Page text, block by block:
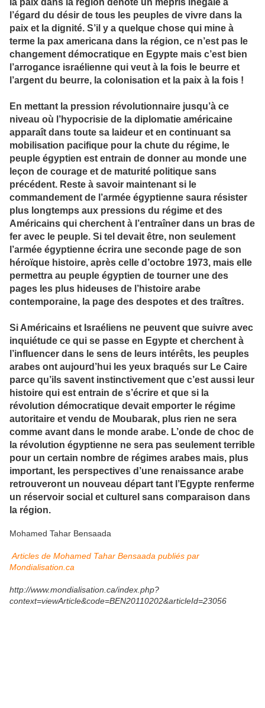
la paix dans la région dénote un mépris inégalé à
l’égard du désir de tous les peuples de vivre dans la
paix et la dignité. S’il y a quelque chose qui mine à
terme la pax americana dans la région, ce n’est pas le
changement démocratique en Egypte mais c’est bien
l’arrogance israélienne qui veut à la fois le beurre et
l’argent du beurre, la colonisation et la paix à la fois !
En mettant la pression révolutionnaire jusqu’à ce
niveau où l’hypocrisie de la diplomatie américaine
apparaît dans toute sa laideur et en continuant sa
mobilisation pacifique pour la chute du régime, le
peuple égyptien est entrain de donner au monde une
leçon de courage et de maturité politique sans
précédent. Reste à savoir maintenant si le
commandement de l’armée égyptienne saura résister
plus longtemps aux pressions du régime et des
Américains qui cherchent à l’entraîner dans un bras de
fer avec le peuple. Si tel devait être, non seulement
l’armée égyptienne écrira une seconde page de son
héroïque histoire, après celle d’octobre 1973, mais elle
permettra au peuple égyptien de tourner une des
pages les plus hideuses de l’histoire arabe
contemporaine, la page des despotes et des traîtres.
Si Américains et Israéliens ne peuvent que suivre avec
inquiétude ce qui se passe en Egypte et cherchent à
l’influencer dans le sens de leurs intérêts, les peuples
arabes ont aujourd’hui les yeux braqués sur Le Caire
parce qu’ils savent instinctivement que c’est aussi leur
histoire qui est entrain de s’écrire et que si la
révolution démocratique devait emporter le régime
autoritaire et vendu de Moubarak, plus rien ne sera
comme avant dans le monde arabe. L’onde de choc de
la révolution égyptienne ne sera pas seulement terrible
pour un certain nombre de régimes arabes mais, plus
important, les perspectives d’une renaissance arabe
retrouveront un nouveau départ tant l’Egypte renferme
un réservoir social et culturel sans comparaison dans
la région.
Mohamed Tahar Bensaada
Articles de Mohamed Tahar Bensaada publiés par
Mondialisation.ca
http://www.mondialisation.ca/index.php?
context=viewArticle&code=BEN20110202&articleId=23056